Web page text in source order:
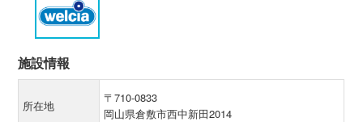
施設情報
所在地
〒710-0833
岡山県倉敷市西中新田2014